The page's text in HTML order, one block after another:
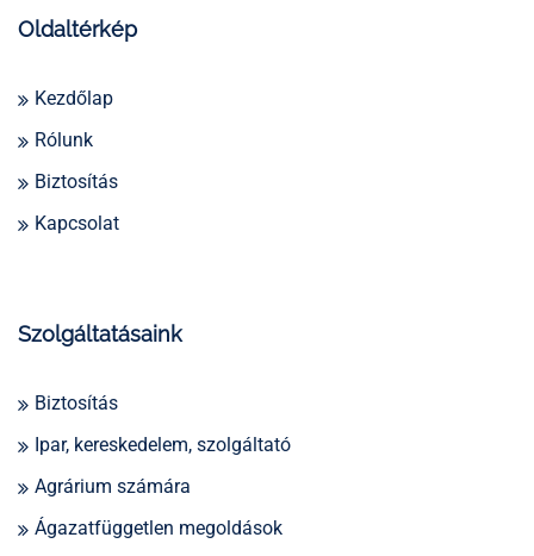
Oldaltérkép
Kezdőlap
Rólunk
Biztosítás
Kapcsolat
Szolgáltatásaink
Biztosítás
Ipar, kereskedelem, szolgáltató
Agrárium számára
Ágazatfüggetlen megoldások